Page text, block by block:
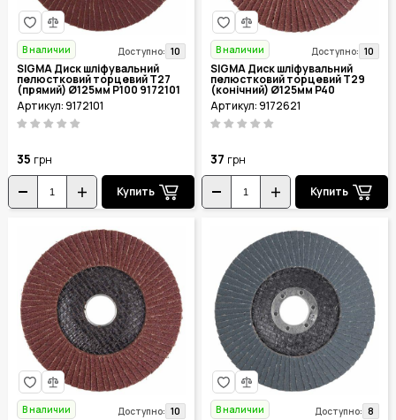
В наличии Доступно: 10
SIGMA Диск шліфувальний
пелюстковий торцевий Т27
(прямий) Ø125мм P100 9172101
Артикул: 9172101
35 грн
Купить
В наличии Доступно: 10
SIGMA Диск шліфувальний
пелюстковий торцевий Т29
(конічний) Ø125мм P40
9172621
Артикул: 9172621
37 грн
Купить
В наличии Доступно: 10 В наличии Доступно: 8